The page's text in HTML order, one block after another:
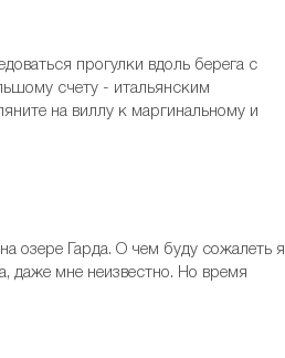
прогулки вдоль берега с
счету - итальянским
на виллу к маргинальному и
озере Гарда. О чем буду сожалеть я
даже мне неизвестно. Но время